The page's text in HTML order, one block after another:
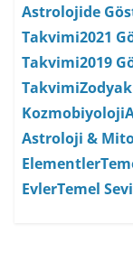
Astrolojide
Takvimi2021
Takvimi2019
Takvimi
Kozmobiyoloji
Astroloji &
Elementler
EvlerTemel